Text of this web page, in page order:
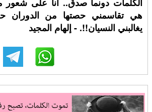
هي تقاسمني حصتها من الدوران
يغالبني النسيان!!. - إلهام المجيد